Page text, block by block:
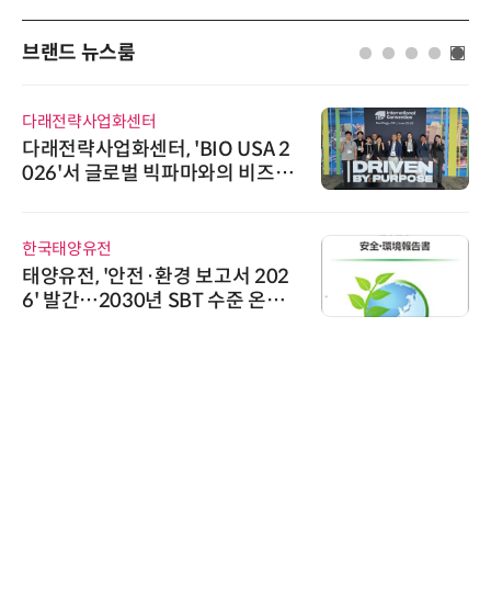
브랜드 뉴스룸
다래전략사업화센터
다래전략사업화센터, 'BIO USA 2
026'서 글로벌 빅파마와의 비즈니
한국태양유전
태양유전, '안전·환경 보고서 202
6' 발간…2030년 SBT 수준 온실